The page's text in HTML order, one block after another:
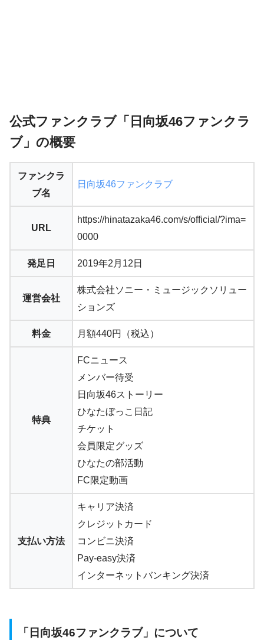
公式ファンクラブ「 日向坂46ファンクラ
ブ 」の概要
ファンクラ
ブ名
日向坂46ファンクラブ
URL
https://hinatazaka46.com/s/official/?ima=
0000
発足日 2019年2月12日
運営会社
株式会社ソニー・ミュージックソリュー
ションズ
料金 月額440円（税込）
特典
FCニュース
メンバー待受
日向坂46ストーリー
ひなたぼっこ日記
チケット
会員限定グッズ
ひなたの部活動
FC限定動画
支払い方法
キャリア決済
クレジットカード
コンビニ決済
Pay-easy決済
インターネットバンキング決済
「 日向坂46ファンクラブ」について